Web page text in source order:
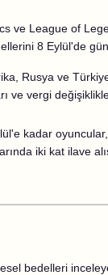
ve League of
8 Eylül'de
Rusya ve
ve vergi
kadar
iki kat ilave
bedelleri